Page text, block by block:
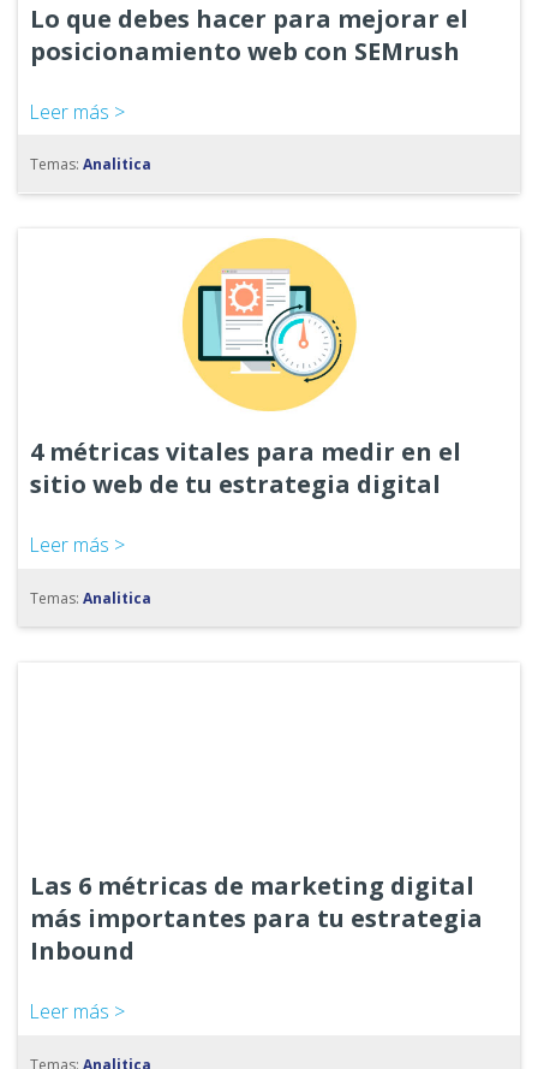
Lo que debes hacer para mejorar el
posicionamiento web con SEMrush
Leer más >
Temas: Analitica
4 métricas vitales para medir en el
sitio web de tu estrategia digital
Leer más >
Temas: Analitica
Las 6 métricas de marketing digital
más importantes para tu estrategia
Inbound
Leer más >
Temas: Analitica